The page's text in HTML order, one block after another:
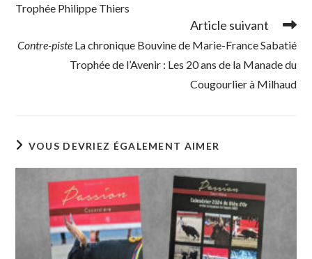
Trophée Philippe Thiers
Article suivant
Contre-pisteLa chronique Bouvine de Marie-France Sabatié
Trophée de l’Avenir : Les 20 ans de la Manade du
Cougourlier à Milhaud
VOUS DEVRIEZ ÉGALEMENT AIMER